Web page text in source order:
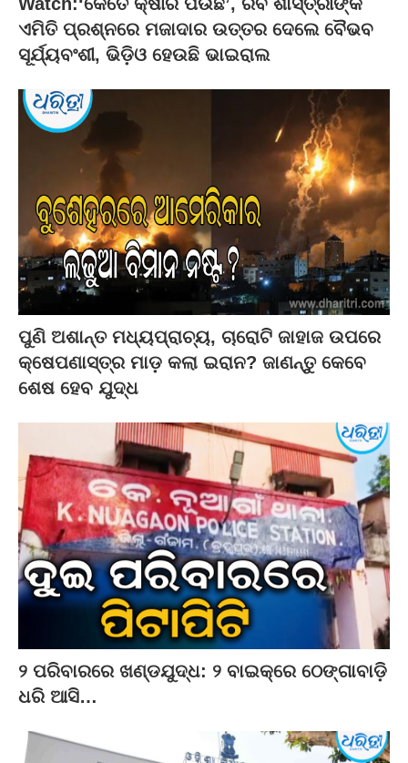
ଏମିତି ପ୍ରଶ୍ନରେ ମଜାଦାର ଉତ୍ତର ଦେଲେ ବୈଭବ
ସୂର୍ଯ୍ୟବଂଶୀ, ଭିଡ଼ିଓ ହେଉଛି ଭାଇରାଲ
ପୁଣି ଅଶାନ୍ତ ମଧ୍ୟପ୍ରାଚ୍ୟ, ଚାରୋଟି ଜାହାଜ ଉପରେ
କ୍ଷେପଣାସ୍ତ୍ର ମାଡ଼ କଲା ଇରାନ? ଜାଣନ୍ତୁ କେବେ
ଶେଷ ହେବ ଯୁଦ୍ଧ
୨ ପରିବାରରେ ଖଣ୍ଡଯୁଦ୍ଧ: ୨ ବାଇକ୍‌ରେ ଠେଙ୍ଗାବାଡ଼ି
ଧରି ଆସି…